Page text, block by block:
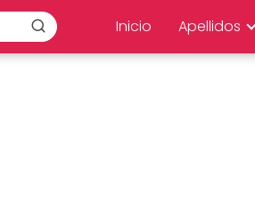
Inicio Apellidos